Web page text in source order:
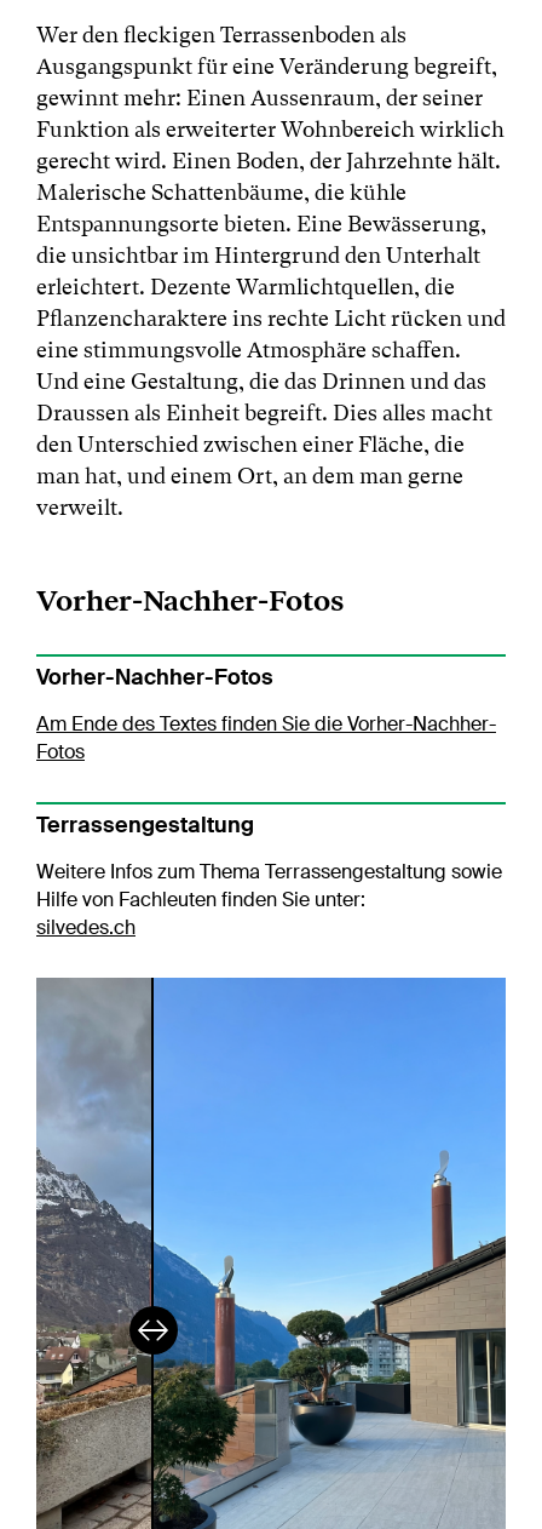
Wer den fleckigen Terrassenboden als
Ausgangspunkt für eine Veränderung begreift,
gewinnt mehr: Einen Aussenraum, der seiner
Funktion als erweiterter Wohnbereich wirklich
gerecht wird. Einen Boden, der Jahrzehnte hält.
Malerische Schattenbäume, die kühle
Entspannungsorte bieten. Eine Bewässerung,
die unsichtbar im Hintergrund den Unterhalt
erleichtert. Dezente Warmlichtquellen, die
Pflanzencharaktere ins rechte Licht rücken und
eine stimmungsvolle Atmosphäre schaffen.
Und eine Gestaltung, die das Drinnen und das
Draussen als Einheit begreift. Dies alles macht
den Unterschied zwischen einer Fläche, die
man hat, und einem Ort, an dem man gerne
verweilt.
Vorher-Nachher-Fotos
Vorher-Nachher-Fotos
Am Ende des Textes finden Sie die Vorher-Nachher-
Fotos
Terrassengestaltung
Weitere Infos zum Thema Terrassengestaltung sowie
Hilfe von Fachleuten finden Sie unter:
silvedes.ch